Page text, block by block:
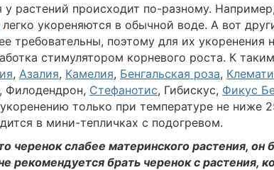
у растений происходит по-разному. Например,
легко укореняются в обычной воде. А вот
требовательны, поэтому для их укоренения
стимулятором корневого роста. К
, Азалия, Камелия, Бенгальская роза,
Филодендрон, Стефанотис, Гибискус, Фикус
только при температуре не ниже
в мини-тепличках с подогревом.
черенок слабее материнского растения,
рекомендуется брать черенок с растения,